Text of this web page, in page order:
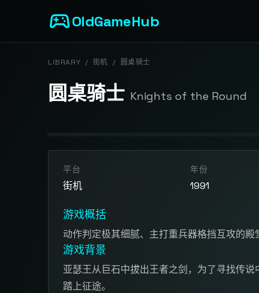
sports_esportsOldGameHub
LIBRARY / 街机 / 圆桌骑士
圆桌骑士 Knights of the Round
开始游戏
点击按钮加载游戏模拟器
平台
街机
年份
1991
游戏概括
动作判定极其细腻、主打重兵器格挡互攻的殿
游戏背景
亚瑟王从巨石中拔出王者之剑，为了寻找传
踏上征途。